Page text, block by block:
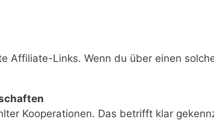
Affiliate-Links. Wenn du über einen
Kooperationen. Das betrifft klar